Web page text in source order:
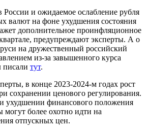
России и ожидаемое ослабление рубля
валют на фоне ухудшения состояния
дополнительное проинфляционное
предупреждают эксперты. А о
на дружественный российский
из-за завышенного курса
писали тут.
в конце 2023-2024-м годах рост
сохранении ценового регулирования.
ухудшении финансового положения
могут более охотно идти на
отпускных цен.